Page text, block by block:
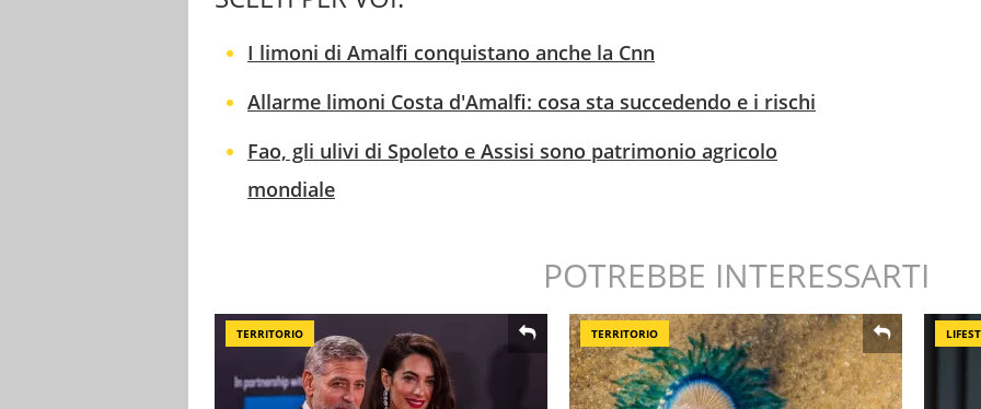
I limoni di Amalfi conquistano anche la Cnn
Allarme limoni Costa d'Amalfi: cosa sta succedendo e i rischi
Fao, gli ulivi di Spoleto e Assisi sono patrimonio agricolo
mondiale
POTREBBE INTERESSARTI
TERRITORIO TERRITORIO